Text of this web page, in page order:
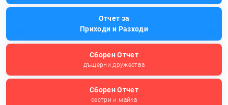
Отчет за
Приходи и Разходи
Сборен Отчет
дъщерни дружества
Сборен Отчет
сестри и майка